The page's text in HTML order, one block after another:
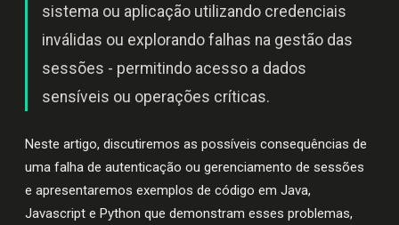
sistema ou aplicação utilizando credenciais
inválidas ou explorando falhas na gestão das
sessões - permitindo acesso a dados
sensíveis ou operações críticas.
Neste artigo, discutiremos as possíveis consequências de
uma falha de autenticação ou gerenciamento de sessões
e apresentaremos exemplos de código em Java,
Javascript e Python que demonstram esses problemas,